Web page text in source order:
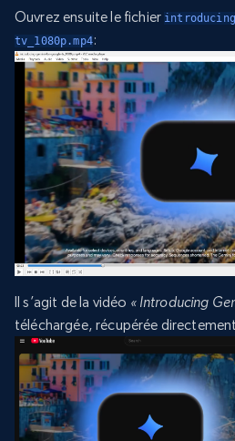
Ouvrez ensuite le fichier
tv_1080p.mp4:
Il s’agit de la vidéo « Introducing
téléchargée, récupérée